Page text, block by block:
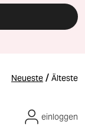
Neueste / Älteste
einloggen